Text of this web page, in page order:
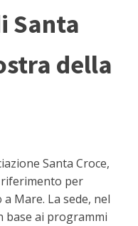
Santa
della
Santa Croce,
riferimento per
a Mare. La sede, nel
base ai programmi